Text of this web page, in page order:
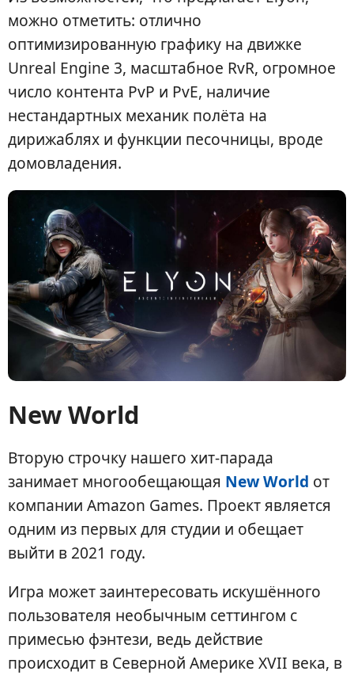
можно отметить: отлично
оптимизированную графику на движке
Unreal Engine 3, масштабное RvR, огромное
число контента PvP и PvE, наличие
нестандартных механик полёта на
дирижаблях и функции песочницы, вроде
домовладения.
New World
Вторую строчку нашего хит-парада
занимает многообещающая New World от
компании Amazon Games. Проект является
одним из первых для студии и обещает
выйти в 2021 году.
Игра может заинтересовать искушённого
пользователя необычным сеттингом с
примесью фэнтези, ведь действие
происходит в Северной Америке XVII века, в